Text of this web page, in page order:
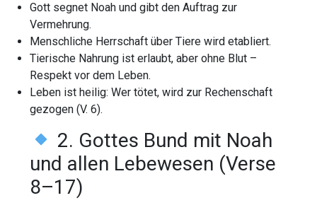
Gott segnet Noah und gibt den Auftrag zur
Vermehrung.
Menschliche Herrschaft über Tiere wird etabliert.
Tierische Nahrung ist erlaubt, aber ohne Blut –
Respekt vor dem Leben.
Leben ist heilig: Wer tötet, wird zur Rechenschaft
gezogen (V. 6).
2. Gottes Bund mit Noah
und allen Lebewesen (Verse
8–17)